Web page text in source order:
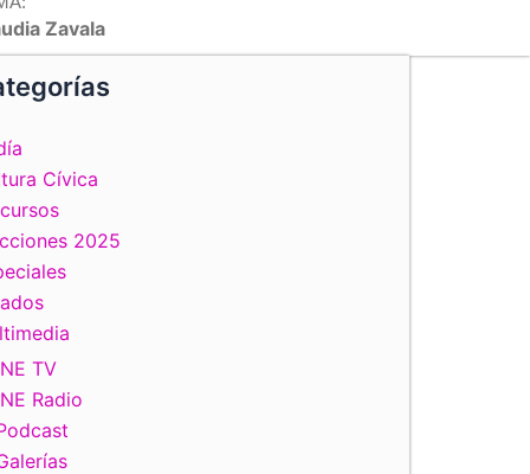
Zavala
Cívica
2025
TV
Radio